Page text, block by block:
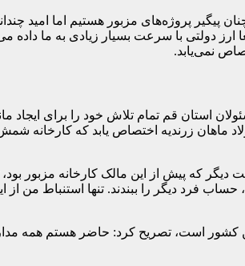
پروژه‌های مزبور هستیم اما امید
دولتی با سرعت بسیار زیادی به ما داده
نمی‌یابد.
استان قم تمام تلاش خود را برای ایجاد
ماهان زرندیه اختصاص یابد که کارخانه
که پیش از این مالک کارخانه مزبور بود،
فرد دیگر را ببندند. تنها استنباط من
این کشور است، تصریح کرد: حاضر هستم همه